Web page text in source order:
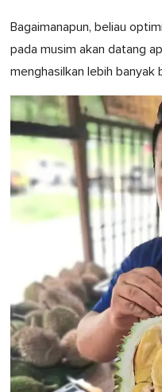
Bagaimanapun, beliau
pada musim akan datang
menghasilkan lebih banyak